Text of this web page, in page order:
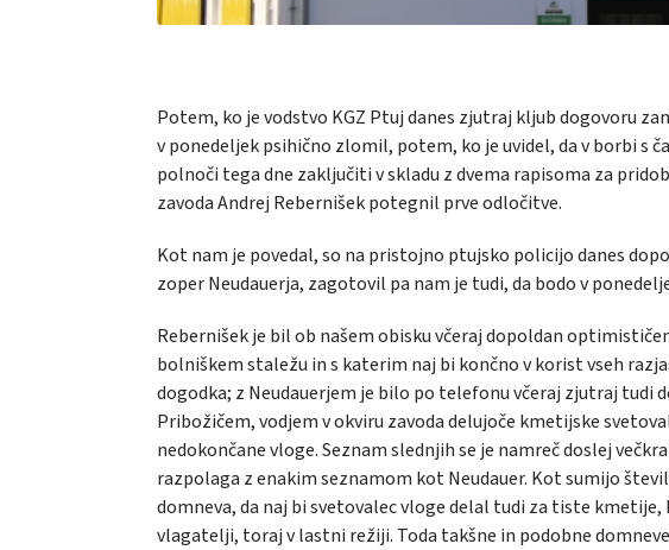
Potem, ko je vodstvo KGZ Ptuj danes zjutraj kljub dogovoru
v ponedeljek psihično zlomil, potem, ko je uvidel, da v borbi s
polnoči tega dne zaključiti v skladu z dvema rapisoma za
zavoda Andrej Rebernišek potegnil prve odločitve.
Kot nam je povedal, so na pristojno ptujsko policijo danes
zoper Neudauerja, zagotovil pa nam je tudi, da bodo v
Rebernišek je bil ob našem obisku včeraj dopoldan
bolniškem staležu in s katerim naj bi končno v korist vseh
dogodka; z Neudauerjem je bilo po telefonu včeraj zjutraj tudi
Pribožičem, vodjem v okviru zavoda delujoče kmetijske
nedokončane vloge. Seznam slednjih se je namreč doslej
razpolaga z enakim seznamom kot Neudauer. Kot sumijo
domneva, da naj bi svetovalec vloge delal tudi za tiste
vlagatelji, toraj v lastni režiji. Toda takšne in podobne